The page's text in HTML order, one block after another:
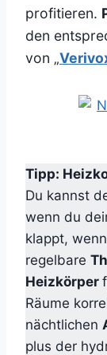
profitieren.
den
von „
Tipp:
Du kannst
wenn du
klappt,
regelbare
Heizkörper
Räume
nächtlichen
plus der